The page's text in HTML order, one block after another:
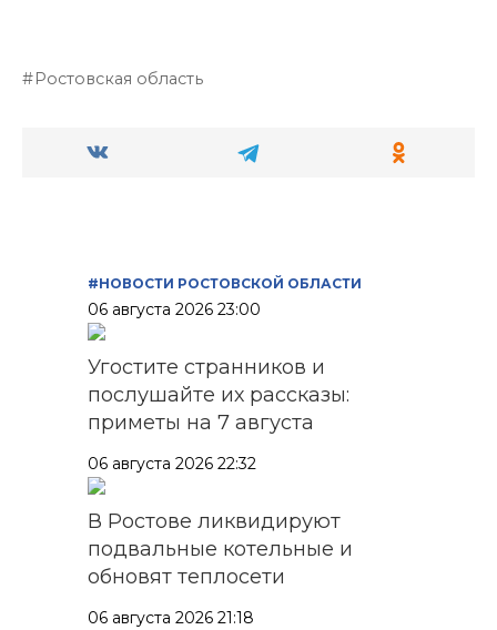
Ростовская область
#НОВОСТИ РОСТОВСКОЙ ОБЛАСТИ
06 августа 2026 23:00
Угостите странников и
послушайте их рассказы:
приметы на 7 августа
06 августа 2026 22:32
В Ростове ликвидируют
подвальные котельные и
обновят теплосети
06 августа 2026 21:18